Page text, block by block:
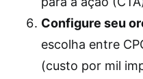
Configure seu
escolha entre
(custo por mil